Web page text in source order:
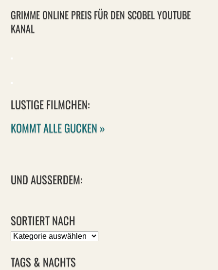
GRIMME ONLINE PREIS FÜR DEN SCOBEL YOUTUBE
KANAL
LUSTIGE FILMCHEN:
KOMMT ALLE GUCKEN »
UND AUSSERDEM:
SORTIERT NACH
Sortiert
TAGS & NACHTS